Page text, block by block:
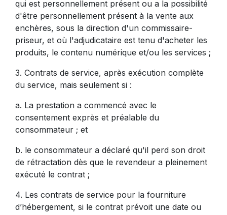
qui est personnellement présent ou a la possibilité
d'être personnellement présent à la vente aux
enchères, sous la direction d'un commissaire-
priseur, et où l'adjudicataire est tenu d'acheter les
produits, le contenu numérique et/ou les services ;
3. Contrats de service, après exécution complète
du service, mais seulement si :
a. La prestation a commencé avec le
consentement exprès et préalable du
consommateur ; et
b. le consommateur a déclaré qu'il perd son droit
de rétractation dès que le revendeur a pleinement
exécuté le contrat ;
4. Les contrats de service pour la fourniture
d’hébergement, si le contrat prévoit une date ou